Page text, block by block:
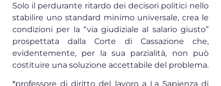
Solo il perdurante ritardo dei decisori politici nello
stabilire uno standard minimo universale, crea le
condizioni per la “via giudiziale al salario giusto”
prospettata dalla Corte di Cassazione che,
evidentemente, per la sua parzialità, non può
costituire una soluzione accettabile del problema.
*professore di diritto del lavoro a La Sapienza di